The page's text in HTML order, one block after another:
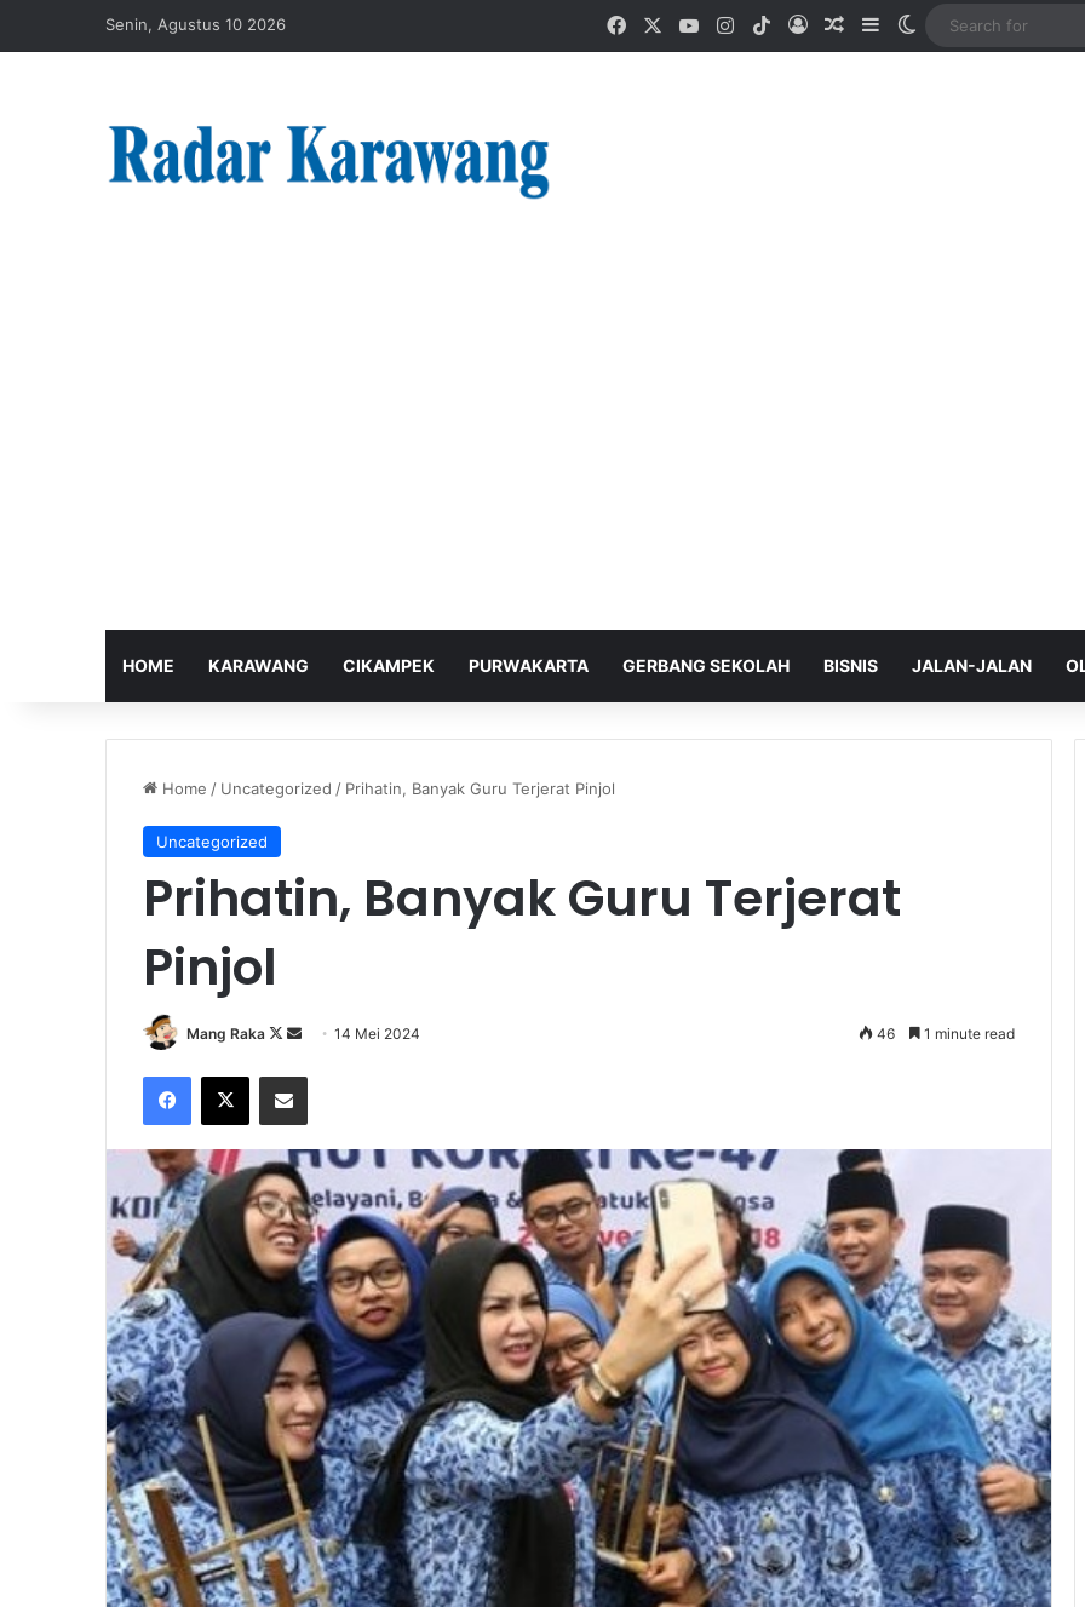
Senin, Agustus 10 2026 FacebookYouTubeInstagram
TikTokLog InRandom Article
SidebarSwitch skin
HOME KARAWANG CIKAMPEK PURWAKARTA GERBANG SEKOLAH BISNIS JALAN-JALAN
Home / Uncategorized / Prihatin, Banyak Guru Terjerat Pinjol
Uncategorized
Prihatin, Banyak Guru Terjerat
Pinjol
Mang Raka
Follow
X
Send14 Mei 2024 46 1 minute read
Facebook
X Share via Email